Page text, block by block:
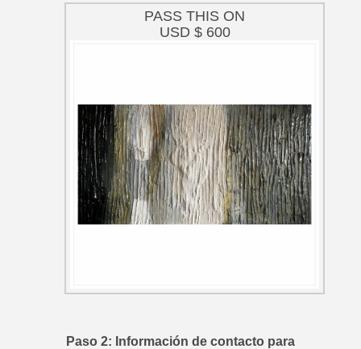
PASS THIS ON
USD $ 600
Paso 2: Información de contacto para